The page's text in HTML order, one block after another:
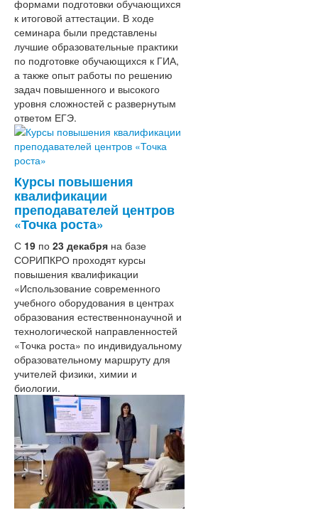
Наставничество
Подготовка кадров для системы
образования
РСОКО
Проект «Реализация образовательной
политики по продвижению и
популяризации русского языка в
Республике Южная Осетия (Алания)»
Научно-методическое сопровождение
обучения осетинскому языку
Система работы со школами с
низкими образовательными
результатами
профессионального развития
педагогических работников
Приказ МОиН РСО-Алания
Методические рекомендации
Программа
Сайт ВФСК ГТО
Подразделения
Ректорат
Организационно-
методический отдел
Кафедра педагогики и
психологии
Кафедра осетинского
языка и литературы
Кафедра технологии
обучения и методики
преподавания
Кафедра дошкольного и
формами подготовки обучающихся
к итоговой аттестации. В ходе
семинара были представлены
лучшие образовательные практики
по подготовке обучающихся к ГИА,
а также опыт работы по решению
задач повышенного и высокого
уровня сложностей с развернутым
ответом ЕГЭ.
Курсы повышения
квалификации
преподавателей центров
«Точка роста»
С 19 по 23 декабря на базе
СОРИПКРО проходят курсы
повышения квалификации
«Использование современного
учебного оборудования в центрах
образования естественнонаучной и
технологической направленностей
«Точка роста» по индивидуальному
образовательному маршруту для
учителей физики, химии и
биологии.